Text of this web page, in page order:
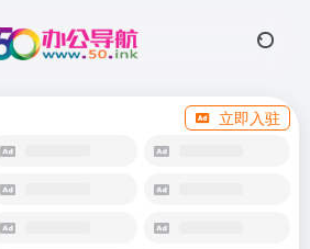
立即入驻